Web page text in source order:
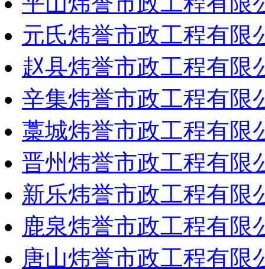
元氏炜誉市政工程有限
赵县炜誉市政工程有限
辛集炜誉市政工程有限
藁城炜誉市政工程有限
晋州炜誉市政工程有限
新乐炜誉市政工程有限
鹿泉炜誉市政工程有限
唐山炜誉市政工程有限